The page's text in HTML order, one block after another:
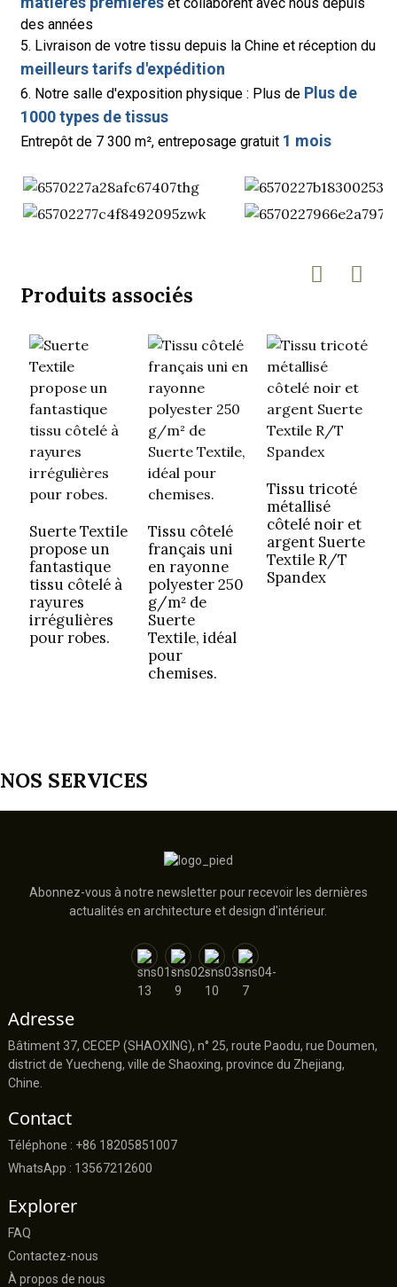
des années
5. Livraison de votre tissu depuis la Chine et réception du
meilleurs tarifs d'expédition
6. Notre salle d'exposition physique : Plus de Plus de
1000 types de tissus
Entrepôt de 7 300 m², entreposage gratuit 1 mois
Produits associés
Suerte Textile
propose un
fantastique
tissu côtelé à
rayures
irrégulières
pour robes.
Tissu côtelé
français uni
en rayonne
polyester 250
g/m² de
Suerte
Textile, idéal
pour
chemises.
Tissu tricoté
métallisé
côtelé noir et
argent Suerte
Textile R/T
Spandex
NOS SERVICES
Abonnez-vous à notre newsletter pour recevoir les dernières
actualités en architecture et design d'intérieur.
Adresse
Bâtiment 37, CECEP (SHAOXING), n° 25, route Paodu, rue Doumen,
district de Yuecheng, ville de Shaoxing, province du Zhejiang,
Chine.
Contact
Téléphone : +86 18205851007
WhatsApp : 13567212600
Explorer
FAQ
Contactez-nous
À propos de nous